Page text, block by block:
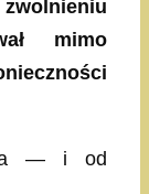
mimo
— i od